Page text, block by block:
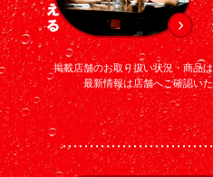
掲載店舗のお取り扱い状況・商品
最新情報は店舗へご確認い